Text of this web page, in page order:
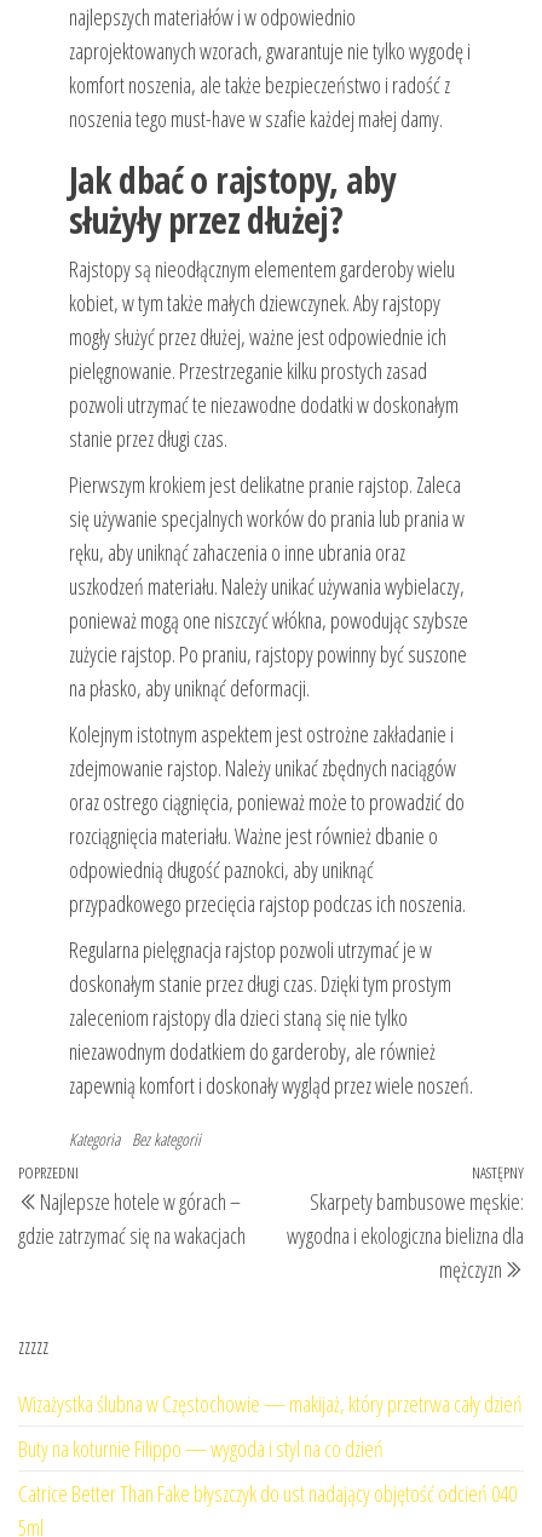
najlepszych materiałów i w odpowiednio
zaprojektowanych wzorach, gwarantuje nie tylko wygodę i
komfort noszenia, ale także bezpieczeństwo i radość z
noszenia tego must-have w szafie każdej małej damy.
Jak dbać o rajstopy, aby
służyły przez dłużej?
Rajstopy są nieodłącznym elementem garderoby wielu
kobiet, w tym także małych dziewczynek. Aby rajstopy
mogły służyć przez dłużej, ważne jest odpowiednie ich
pielęgnowanie. Przestrzeganie kilku prostych zasad
pozwoli utrzymać te niezawodne dodatki w doskonałym
stanie przez długi czas.
Pierwszym krokiem jest delikatne pranie rajstop. Zaleca
się używanie specjalnych worków do prania lub prania w
ręku, aby uniknąć zahaczenia o inne ubrania oraz
uszkodzeń materiału. Należy unikać używania wybielaczy,
ponieważ mogą one niszczyć włókna, powodując szybsze
zużycie rajstop. Po praniu, rajstopy powinny być suszone
na płasko, aby uniknąć deformacji.
Kolejnym istotnym aspektem jest ostrożne zakładanie i
zdejmowanie rajstop. Należy unikać zbędnych naciągów
oraz ostrego ciągnięcia, ponieważ może to prowadzić do
rozciągnięcia materiału. Ważne jest również dbanie o
odpowiednią długość paznokci, aby uniknąć
przypadkowego przecięcia rajstop podczas ich noszenia.
Regularna pielęgnacja rajstop pozwoli utrzymać je w
doskonałym stanie przez długi czas. Dzięki tym prostym
zaleceniom rajstopy dla dzieci staną się nie tylko
niezawodnym dodatkiem do garderoby, ale również
zapewnią komfort i doskonały wygląd przez wiele noszeń.
Kategoria Bez kategorii
Nawigacja
wpisu
Poprzedni
wpis
POPRZEDNI
Najlepsze hotele w górach –
gdzie zatrzymać się na wakacjach
NASTĘPNY
Skarpety bambusowe męskie:
wygodna i ekologiczna bielizna dla
mężczyzn
zzzzz
Wizażystka ślubna w Częstochowie — makijaż, który przetrwa cały dzień
Buty na koturnie Filippo — wygoda i styl na co dzień
Catrice Better Than Fake błyszczyk do ust nadający objętość odcień 040
5ml